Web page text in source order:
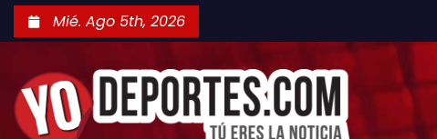
a
Mié. Ago 5th, 2026